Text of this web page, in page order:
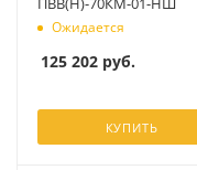
Ожидается
125 202 руб.
КУПИТЬ